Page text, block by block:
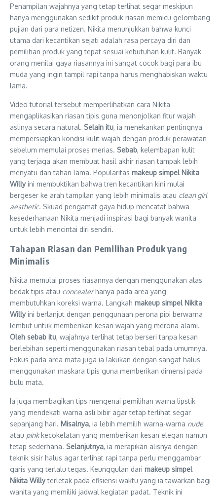
Penampilan wajahnya yang tetap terlihat segar meskipun
hanya menggunakan sedikit produk riasan memicu gelombang
pujian dari para netizen. Nikita menunjukkan bahwa kunci
utama dari kecantikan sejati adalah rasa percaya diri dan
pemilihan produk yang tepat sesuai kebutuhan kulit. Banyak
orang menilai gaya riasannya ini sangat cocok bagi para ibu
muda yang ingin tampil rapi tanpa harus menghabiskan waktu
lama.
Video tutorial tersebut memperlihatkan cara Nikita
mengaplikasikan riasan tipis guna menonjolkan fitur wajah
aslinya secara natural. Selain itu, ia menekankan pentingnya
mempersiapkan kondisi kulit wajah dengan produk perawatan
sebelum memulai proses merias. Sebab, kelembapan kulit
yang terjaga akan membuat hasil akhir riasan tampak lebih
menyatu dan tahan lama. Popularitas makeup simpel Nikita
Willyini membuktikan bahwa tren kecantikan kini mulai
bergeser ke arah tampilan yang lebih minimalis atau clean girl
aesthetic. Skuad pengamat gaya hidup mencatat bahwa
kesederhanaan Nikita menjadi inspirasi bagi banyak wanita
untuk lebih mencintai diri sendiri.
Tahapan Riasan dan Pemilihan Produk yang
Minimalis
Nikita memulai proses riasannya dengan menggunakan alas
bedak tipis atau concealerhanya pada area yang
membutuhkan koreksi warna. Langkah makeup simpel Nikita
Willyini berlanjut dengan penggunaan perona pipi berwarna
lembut untuk memberikan kesan wajah yang merona alami.
Oleh sebab itu, wajahnya terlihat tetap berseri tanpa kesan
berlebihan seperti menggunakan riasan tebal pada umumnya.
Fokus pada area mata juga ia lakukan dengan sangat halus
menggunakan maskara tipis guna memberikan dimensi pada
bulu mata.
Ia juga membagikan tips mengenai pemilihan warna lipstik
yang mendekati warna asli bibir agar tetap terlihat segar
sepanjang hari. Misalnya, ia lebih memilih warna-warna nude
atau pinkkecokelatan yang memberikan kesan elegan namun
tetap sederhana. Selanjutnya, ia merapikan alisnya dengan
teknik sisir halus agar terlihat rapi tanpa perlu menggambar
garis yang terlalu tegas. Keunggulan dari makeup simpel
Nikita Willyterletak pada efisiensi waktu yang ia tawarkan bagi
wanita yang memiliki jadwal kegiatan padat. Teknik ini